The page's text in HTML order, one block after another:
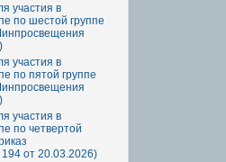
участия в
по шестой группе
участия в
по пятой группе
участия в
по четвертой
от 20.03.2026)